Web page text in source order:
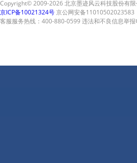
Copyright© 2009-2026 北京墨迹风云科技股份有
京ICP备10021324号京公网安备11010502023583
客服服务热线：400-880-0599 违法和不良信息举